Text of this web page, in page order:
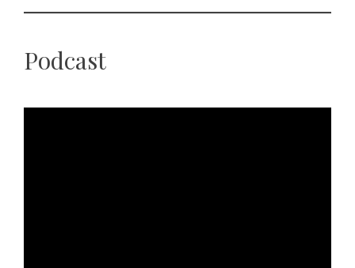
Podcast